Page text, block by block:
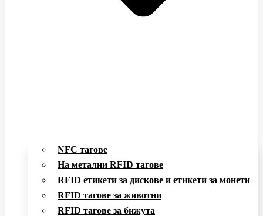
NFC тагове
На метални RFID тагове
RFID етикети за дискове и етикети за монети
RFID тагове за животни
RFID тагове за бижута